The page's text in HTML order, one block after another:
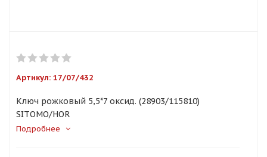
Артикул: 17/07/432
Ключ рожковый 5,5*7 оксид. (28903/115810)
SITОМО/HOR
Подробнее